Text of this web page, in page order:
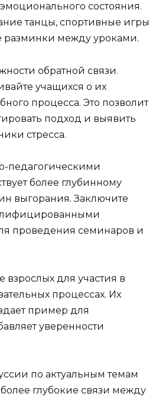
состояния.
танцы, спортивные игры
разминки между уроками.
обратной связи.
учащихся о их
процесса. Это позволит
подход и выявить
стресса.
педагогическими
более глубинному
выгорания. Заключите
проведения семинаров и
для участия в
процессах. Их
пример для
уверенности
по актуальным темам
глубокие связи между